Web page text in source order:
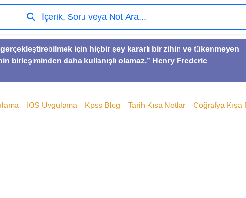
gerçekleştirebilmek için hiçbir şey kararlı bir zihin ve tükenmeyen
birleşiminden daha kullanışlı olamaz.” Henry Frederic
İçerik, Soru veya Not Ara...
IOS Uygulama Kpss Blog Tarih Kısa Notlar Coğrafya Kısa